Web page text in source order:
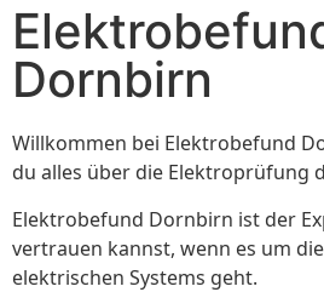
Dornbirn
Willkommen bei Elektrobefund
du alles über die Elektroprüfung
Elektrobefund Dornbirn ist der
vertrauen kannst, wenn es um
elektrischen Systems geht.